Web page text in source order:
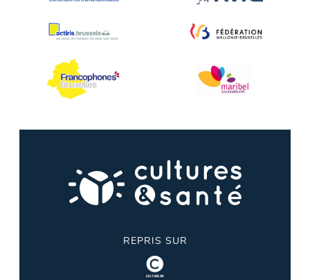
REPRIS SUR